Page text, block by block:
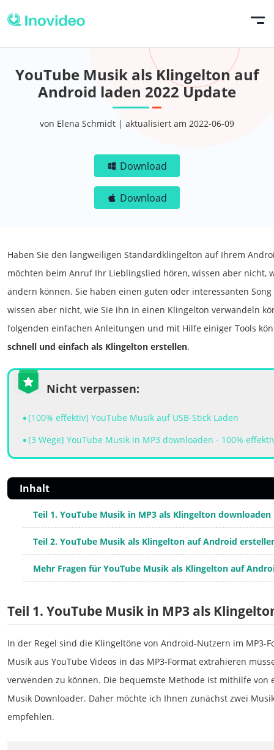
YouTube Musik als Klingelton auf
Android laden 2022 Update
von Elena Schmidt | aktualisiert am 2022-06-09
Download
Download
Haben Sie den langweiligen Standardklingelton auf Ihrem
möchten beim Anruf Ihr Lieblingslied hören, wissen aber nicht,
ändern können. Sie haben einen guten oder interessanten
wissen aber nicht, wie Sie ihn in einen Klingelton verwandeln
folgenden einfachen Anleitungen und mit Hilfe einiger Tools
schnell und einfach als Klingelton erstellen.
Nicht verpassen:
[100% effektiv] YouTube Musik auf USB-Stick Laden
[3 Wege] YouTube Musik in MP3 downloaden - 100%
Inhalt
Teil 1. YouTube Musik in MP3 als Klingelton downloaden
Teil 2. YouTube Musik als Klingelton auf Android
Mehr Fragen für YouTube Musik als Klingelton auf
Teil 1. YouTube Musik in MP3 als
In der Regel sind die Klingeltöne von Android-Nutzern im MP3-
Musik aus YouTube Videos in das MP3-Format extrahieren
verwenden zu können. Die bequemste Methode ist mithilfe von
Musik Downloader. Daher möchte ich Ihnen zunächst zwei
empfehlen.